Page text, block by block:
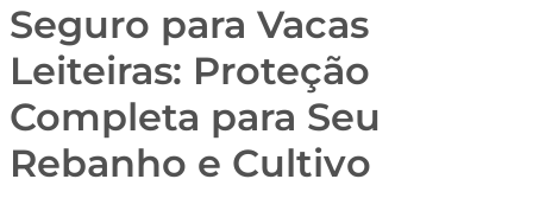
Seguro para Vacas
Leiteiras: Proteção
Completa para Seu
Rebanho e Cultivo